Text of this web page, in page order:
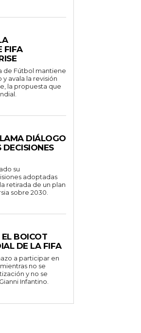
FIFA
de Fútbol mantiene
y avala la revisión
la propuesta que
DIÁLOGO
su
adoptadas
retirada de un plan
sobre 2030.
BOICOT
DE LA FIFA
a participar en
no se
y no se
Infantino.